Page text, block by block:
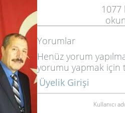
1077
Yorumlar
Henüz yorum
yorumu yapmak için
Üyelik Girişi
Kullanıcı adı